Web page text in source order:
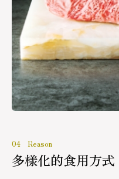
04 Reason
多樣化的食用方式